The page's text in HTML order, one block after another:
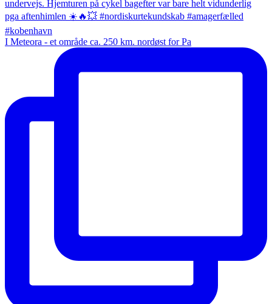
I Meteora - et område ca. 250 km. nordøst for Pa